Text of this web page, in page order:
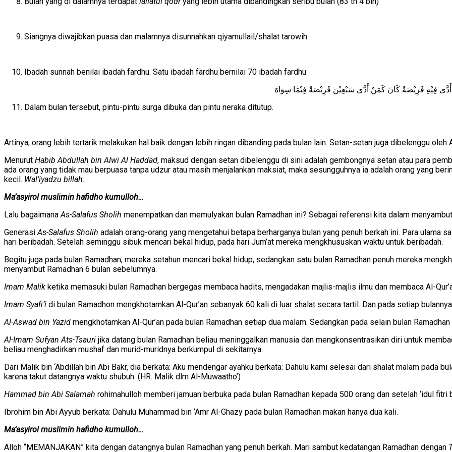
Siangnya diwajibkan puasa dan malamnya disunnahkan qiyamullail/shalat tarowih
Ibadah sunnah benilai ibadah fardhu. Satu ibadah fardhu bernilai 70 ibadah fardhu
فِيْهِ فَرِيْضَةً كَانَ كَمَنْ أَدَّى سَبْعِيْنَ فَرِيْضَةً فِيْمَا سِوَاهَ
Dalam bulan tersebut, pintu-pintu surga dibuka dan pintu neraka ditutup.
Artinya, orang lebih tertarik melakukan hal baik dengan lebih ringan dibanding pada bulan lain. Setan-setan juga dibelenggu oleh
Menurut Habib Abdullah bin Alwi Al Haddad, maksud dengan setan dibelenggu di sini adalah gembongnya setan atau para
ada orang yang tidak mau berpuasa tanpa udzur atau masih menjalankan maksiat, maka sesungguhnya ia adalah orang yang
kecil. Wal’iyadzu billah.
Ma’asyirol muslimin hafidho kumulloh…
Lalu bagaimana As-Salafus Sholih menempatkan dan memulyakan bulan Ramadhan ini? Sebagai referensi kita dalam
Generasi As-Salafus Sholih adalah orang-orang yang mengetahui betapa berharganya bulan yang penuh berkah ini. Para ulama
hari beribadah. Setelah seminggu sibuk mencari bekal hidup, pada hari Jum’at mereka mengkhususkan waktu untuk beribadah.
Begitu juga pada bulan Ramadhan, mereka setahun mencari bekal hidup, sedangkan satu bulan Ramadhan penuh mereka
menyambut Ramadhan 6 bulan sebelumnya.
Imam Malik ketika memasuki bulan Ramadhan bergegas membaca hadits, mengadakan majlis-majlis ilmu dan membaca Al-
Imam Syafi’i di bulan Ramadhon mengkhotamkan Al-Qur’an sebanyak 60 kali di luar shalat secara tartil. Dan pada setiap
Al-Aswad bin Yazid mengkhotamkan Al-Qur’an pada bulan Ramadhan setiap dua malam. Sedangkan pada selain bulan
Al-Imam Sufyan Ats-Tsauri jika datang bulan Ramadhan beliau meninggalkan manusia dan mengkonsentrasikan diri untuk
beliau menghadirkan mushaf dan murid-muridnya berkumpul di sekitarnya.
Dari Malik bin ‘Abdillah bin Abi Bakr, dia berkata: Aku mendengar ayahku berkata: Dahulu kami selesai dari shalat malam pada
karena takut datangnya waktu shubuh. (HR. Malik dlm Al-Muwaatho’)
Hammad bin Abi Salamah rohimahulloh memberi jamuan berbuka pada bulan Ramadhan kepada 500 orang dan setelah ‘idul
Ibrohim bin Abi Ayyub berkata: Dahulu Muhammad bin ‘Amr Al-Ghazy pada bulan Ramadhan makan hanya dua kali.
Ma’asyirol muslimin hafidho kumulloh…
Alloh “MEMANJAKAN” kita dengan datangnya bulan Ramadhan yang penuh berkah. Mari sambut kedatangan Ramadhan dengan